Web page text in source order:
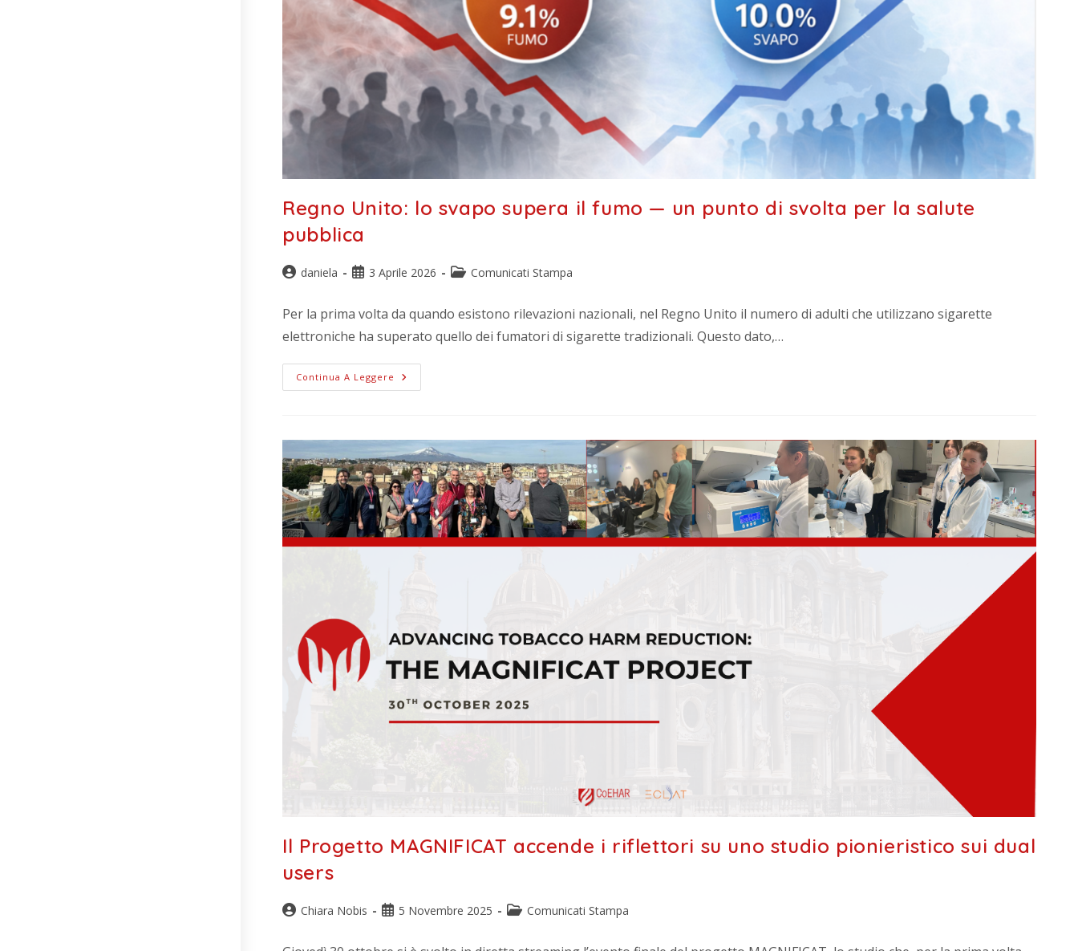
Regno Unito: lo svapo supera il fumo — un punto di svolta per la salute
pubblica
daniela 3 Aprile 2026 Comunicati Stampa
Per la prima volta da quando esistono rilevazioni nazionali, nel Regno Unito il numero di adulti che utilizzano sigarette
elettroniche ha superato quello dei fumatori di sigarette tradizionali. Questo dato,…
Continua A Leggere
Il Progetto MAGNIFICAT accende i riflettori su uno studio pionieristico sui dual
users
Chiara Nobis 5 Novembre 2025 Comunicati Stampa